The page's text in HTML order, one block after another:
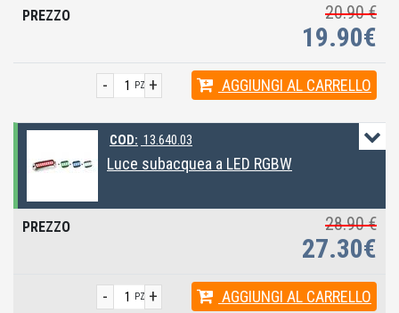
20.90 €
19.90€
+
- PZ AGGIUNGI AL CARRELLO
COD: 13.640.03
Luce subacquea a LED RGBW
28.90 €
27.30€
+
- PZ AGGIUNGI AL CARRELLO